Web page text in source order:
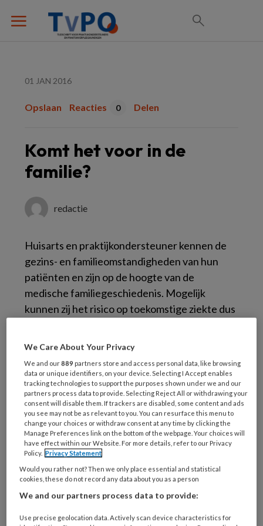
01 JAN 2016
Opslaan Reacties 0 Delen
Komt het voor in de
familie?
redactie
Huisarts en praktijkondersteuner kennen de
gezins- en familieomstandigheden van hun
patiënten en zijn op de hoogte van de
medische familiegeschiedenis. Mogelijk
kunnen zij het risico op toekomstige ziekte dus
Epidemiologisch onderzoek maakte immers
duidelijk dat er een familiaire clustering van
genetische en omgevingsfactoren bestaat die
samenhangt met de kans op veel, vaak
voorkomend chronische aandoeningen. Het
gaat dan om verschillende kankers, hart- en
vaatziekten, diabetes en psychiatrische
aandoeningen. HetNational Institute of
Healthwijdde er een conferentie en een
systematische review aan te wijden.
We Care About Your Privacy
We and our889 partners store and access personal data, like browsing
data or unique identifiers, on your device. Selecting I Accept enables
tracking technologies to support the purposes shown under we and our
partners process data to provide. Selecting Reject All or withdrawing your
consent will disable them. If trackers are disabled, some content and ads
you see may not be as relevant to you. You can resurface this menu to
change your choices or withdraw consent at any time by clicking the
Manage Preferences link on the bottom of the webpage. Your choices will
have effect within our Website. For more details, refer to our Privacy
Policy. Privacy Statement
Would you rather not? Then we only place essential and statistical
cookies, these do not record any data about you as a person
We and our partners process data to provide:
Use precise geolocation data. Actively scan device characteristics for